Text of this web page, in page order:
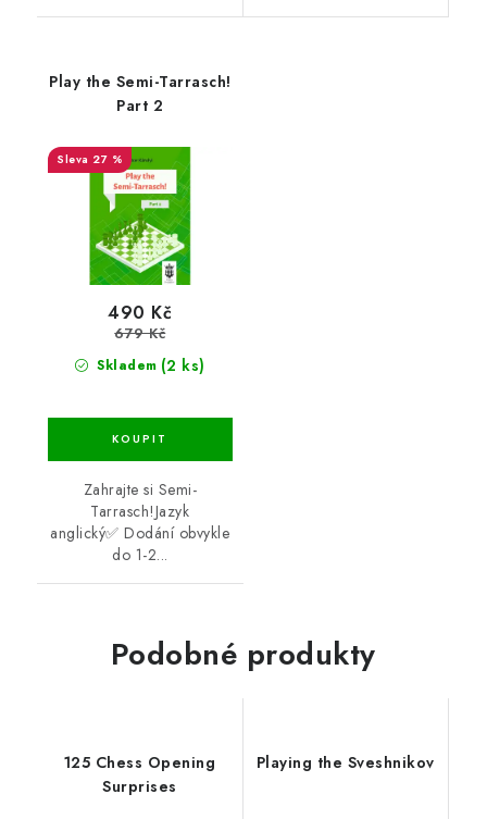
Play the Semi-Tarrasch!
Part 2
27 %
Skladem (2 ks)
490 Kč
679 Kč
Zahrajte si Semi-
Tarrasch!Jazyk
anglický✅ Dodání obvykle
do 1-2...
Podobné produkty
125 Chess Opening
Surprises
Playing the Sveshnikov